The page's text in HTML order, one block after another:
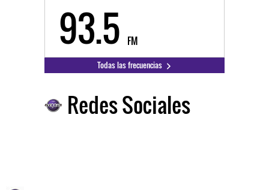
93.5 FM
Todas las frecuencias
Redes Sociales